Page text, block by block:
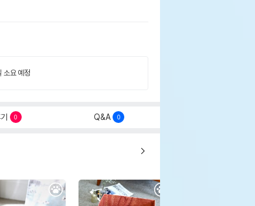
소요 예정
0 Q&A 0